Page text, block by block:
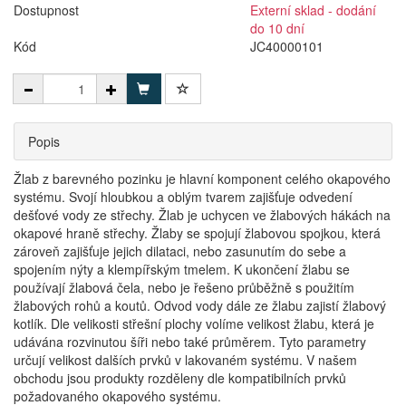
Dostupnost
Externí sklad - dodání
do 10 dní
Kód
JC40000101
Popis
Žlab z barevného pozinku je hlavní komponent celého okapového
systému. Svojí hloubkou a oblým tvarem zajišťuje odvedení
dešťové vody ze střechy. Žlab je uchycen ve žlabových hákách na
okapové hraně střechy. Žlaby se spojují žlabovou spojkou, která
zároveň zajišťuje jejich dilataci, nebo zasunutím do sebe a
spojením nýty a klempířským tmelem. K ukončení žlabu se
používají žlabová čela, nebo je řešeno průběžně s použitím
žlabových rohů a koutů. Odvod vody dále ze žlabu zajistí žlabový
kotlík. Dle velikosti střešní plochy volíme velikost žlabu, která je
udávána rozvinutou šíři nebo také průměrem. Tyto parametry
určují velikost dalších prvků v lakovaném systému. V našem
obchodu jsou produkty rozděleny dle kompatibilních prvků
požadovaného okapového systému.